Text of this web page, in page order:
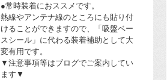
●常時装着におススメです。
熱線やアンテナ線のところにも貼り付
けることができますので、「吸盤ベー
スシール」に代わる装着補助として大
変有用です。
▼注意事項等はブログでご案内してい
ます▼